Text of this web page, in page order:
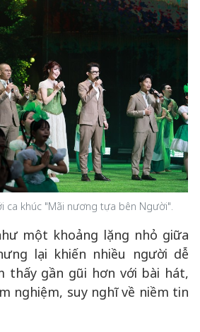
ca khúc "Mãi nương tựa bên Người".
một khoảng lặng nhỏ giữa
lại khiến nhiều người dễ
thấy gần gũi hơn với bài hát,
nghiệm, suy nghĩ về niềm tin